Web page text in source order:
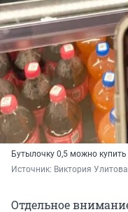
Бутылочку 0,5 можно
Источник: Виктория
Отдельное